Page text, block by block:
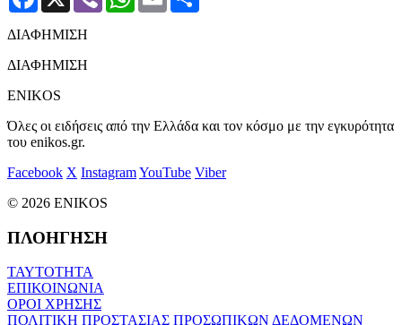
ΔΙΑΦΗΜΙΣΗ
ΔΙΑΦΗΜΙΣΗ
ENIKOS
Όλες οι ειδήσεις από την Ελλάδα και τον κόσμο με την εγκυρότητα
του enikos.gr.
Facebook X InstagramYouTube Viber
© 2026 ENIKOS
ΠΛΟΗΓΗΣΗ
ΤΑΥΤΟΤΗΤΑ
ΕΠΙΚΟΙΝΩΝΙΑ
ΟΡΟΙ ΧΡΗΣΗΣ
ΠΟΛΙΤΙΚΗ ΠΡΟΣΤΑΣΙΑΣ ΠΡΟΣΩΠΙΚΩΝ ΔΕΔΟΜΕΝΩΝ